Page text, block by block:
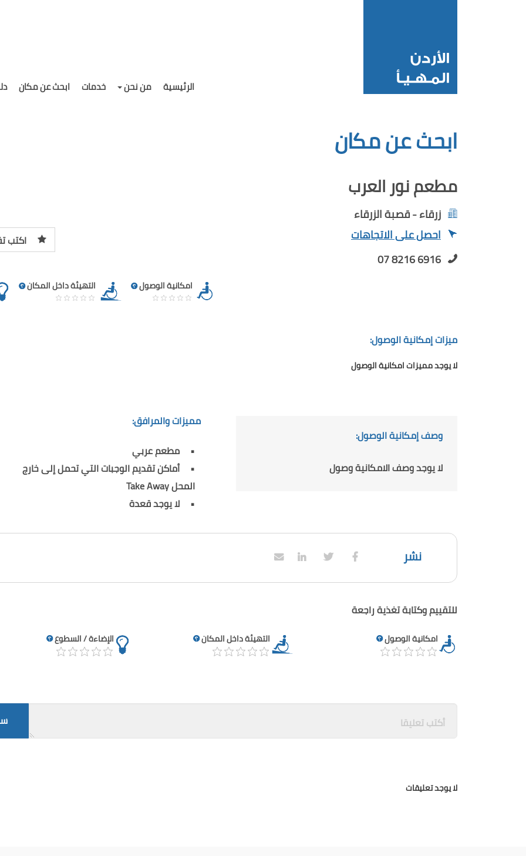
الرئيسية من نحن خدمات ابحث عن مكان
ابحث عن مكان
مطعم نور العرب
زرقاء - قصبة الزرقاء
احصل على الاتجاهات
اكتب
07 8216 6916
امكانية الوصول التهيئة داخل المكان
ميزات إمكانية الوصول:
لا يوجد مميزات امكانية الوصول
وصف إمكانية الوصول:
لا يوجد وصف الامكانية وصول
مميزات والمرافق:
مطعم عربي
أماكن تقديم الوجبات التي تحمل إلى خارج
المحل Take Away
لا يوجد قعدة
نشر
للتقييم وكتابة تغذية راجعة
امكانية الوصول التهيئة داخل المكان الإضاءة / السطوع
لا يوجد تعليقات